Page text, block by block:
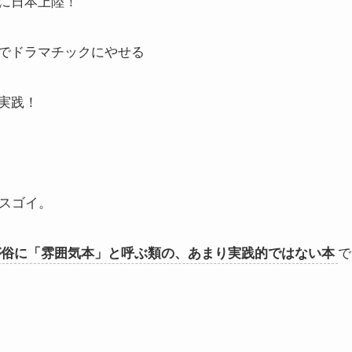
ドラマチックにやせる
践！
ゴイ。
に「雰囲気本」と呼ぶ類の、あまり実践的ではない本 で